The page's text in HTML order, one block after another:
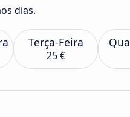
dias.
Terça-Feira
25 €